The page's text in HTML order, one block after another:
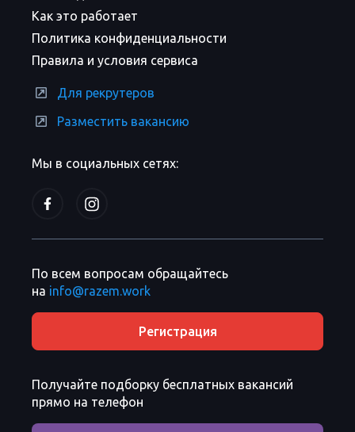
Мы в социальных сетях:
Как это работает
Политика конфиденциальности
Правила и условия сервиса
Для рекрутеров
Разместить вакансию
По всем вопросам обращайтесь
на info@razem.work
Регистрация
Получайте подборку бесплатных вакансий
прямо на телефон